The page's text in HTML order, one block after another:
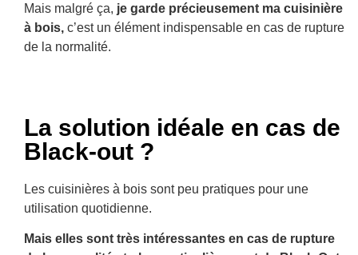
Mais malgré ça, je garde précieusement ma cuisinière
à bois, c’est un élément indispensable en cas de rupture
de la normalité.
La solution idéale en cas de
Black-out ?
Les cuisinières à bois sont peu pratiques pour une
utilisation quotidienne.
Mais elles sont très intéressantes en cas de rupture